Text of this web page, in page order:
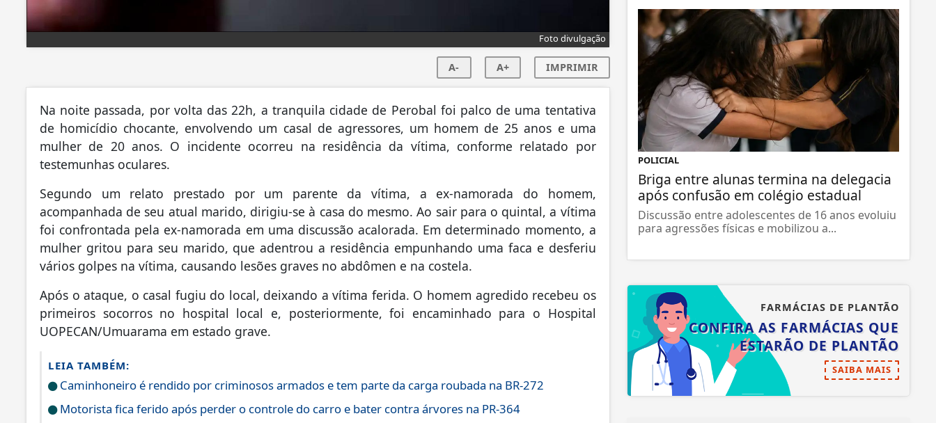
Foto divulgação
A- A+ IMPRIMIR
Na noite passada, por volta das 22h, a tranquila cidade de Perobal foi palco de uma tentativa
de homicídio chocante, envolvendo um casal de agressores, um homem de 25 anos e uma
mulher de 20 anos. O incidente ocorreu na residência da vítima, conforme relatado por
testemunhas oculares.
Segundo um relato prestado por um parente da vítima, a ex-namorada do homem,
acompanhada de seu atual marido, dirigiu-se à casa do mesmo. Ao sair para o quintal, a vítima
foi confrontada pela ex-namorada em uma discussão acalorada. Em determinado momento, a
mulher gritou para seu marido, que adentrou a residência empunhando uma faca e desferiu
vários golpes na vítima, causando lesões graves no abdômen e na costela.
Após o ataque, o casal fugiu do local, deixando a vítima ferida. O homem agredido recebeu os
primeiros socorros no hospital local e, posteriormente, foi encaminhado para o Hospital
UOPECAN/Umuarama em estado grave.
LEIA TAMBÉM:
Caminhoneiro é rendido por criminosos armados e tem parte da carga roubada na BR-272
Motorista fica ferido após perder o controle do carro e bater contra árvores na PR-364
POLICIAL
Briga entre alunas termina na delegacia
após confusão em colégio estadual
Discussão entre adolescentes de 16 anos evoluiu
para agressões físicas e mobilizou a...
FARMÁCIAS DE PLANTÃO
CONFIRA AS FARMÁCIAS QUE
ESTARÃO DE PLANTÃO
SAIBA MAIS